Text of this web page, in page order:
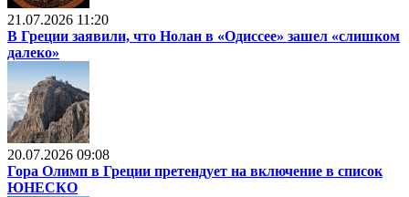
21.07.2026 11:20
В Греции заявили, что Нолан в «Одиссее» зашел «слишком
далеко»
20.07.2026 09:08
Гора Олимп в Греции претендует на включение в список
ЮНЕСКО